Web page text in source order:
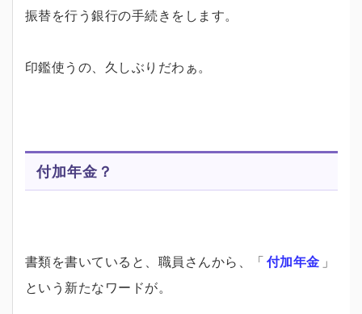
振替を行う銀行の手続きをします。
印鑑使うの、久しぶりだわぁ。
付加年金？
書類を書いていると、職員さんから、「付加年金 」
という新たなワードが。